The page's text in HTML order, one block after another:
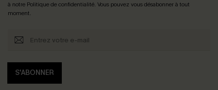
à notre Politique de confidentialité. Vous pouvez vous désabonner à tout
moment.
S'ABONNER